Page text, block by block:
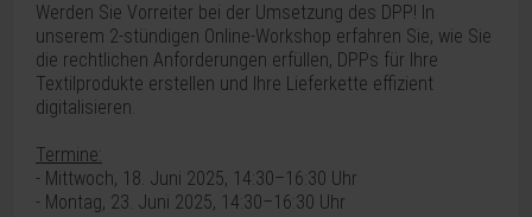
Werden Sie Vorreiter bei der Umsetzung des DPP! In
unserem 2-stündigen Online-Workshop erfahren Sie, wie Sie
die rechtlichen Anforderungen erfüllen, DPPs für Ihre
Textilprodukte erstellen und Ihre Lieferkette effizient
digitalisieren.
Termine:
- Mittwoch, 18. Juni 2025, 14:30–16:30 Uhr
- Montag, 23. Juni 2025, 14:30–16:30 Uhr